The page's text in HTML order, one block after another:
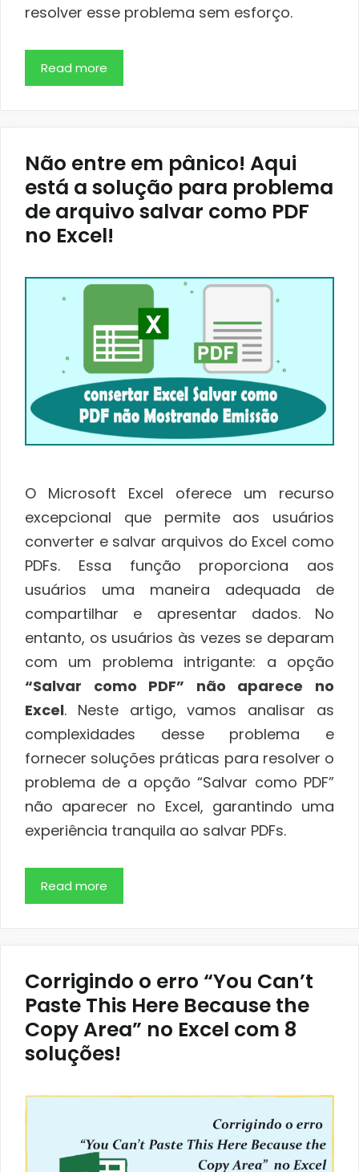
resolver esse problema sem esforço.
Read more
Não entre em pânico! Aqui
está a solução para problema
de arquivo salvar como PDF
no Excel!
O Microsoft Excel oferece um recurso
excepcional que permite aos usuários
converter e salvar arquivos do Excel como
PDFs. Essa função proporciona aos
usuários uma maneira adequada de
compartilhar e apresentar dados. No
entanto, os usuários às vezes se deparam
com um problema intrigante: a opção
“Salvar como PDF” não aparece no
Excel. Neste artigo, vamos analisar as
complexidades desse problema e
fornecer soluções práticas para resolver o
problema de a opção “Salvar como PDF”
não aparecer no Excel, garantindo uma
experiência tranquila ao salvar PDFs.
Read more
Corrigindo o erro “You Can’t
Paste This Here Because the
Copy Area” no Excel com 8
soluções!